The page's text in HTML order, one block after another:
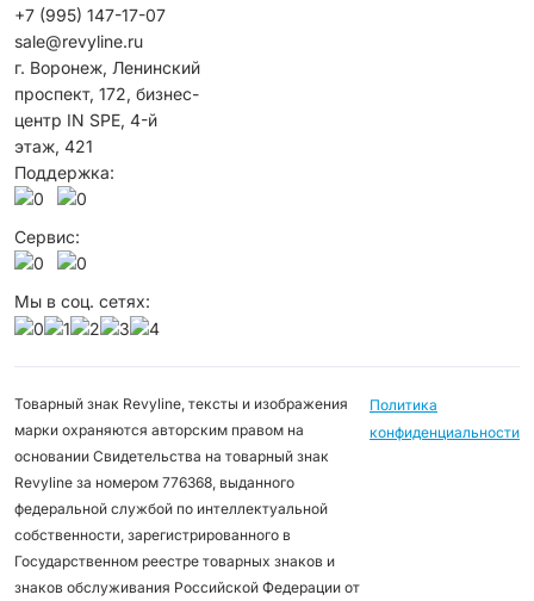
+7 (995) 147-17-07
sale@revyline.ru
г. Воронеж, Ленинский
проспект, 172, бизнес-
центр IN SPE, 4-й
этаж, 421
Поддержка:
Сервис:
Мы в соц. сетях:
Товарный знак Revyline, тексты и изображения
марки охраняются авторским правом на
основании Свидетельства на товарный знак
Revyline за номером 776368, выданного
федеральной службой по интеллектуальной
собственности, зарегистрированного в
Государственном реестре товарных знаков и
знаков обслуживания Российской Федерации от
Политика
конфиденциальности